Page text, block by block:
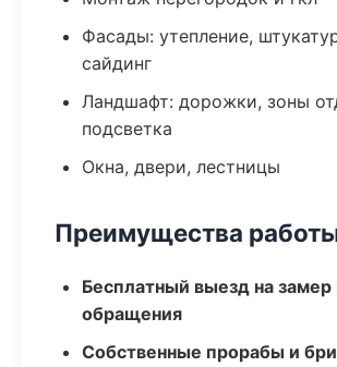
Фасады: утепление,
сайдинг
Ландшафт: дорожки, зоны
подсветка
Окна, двери, лестницы
Преимущества
Бесплатный выезд на замер
обращения
Собственные прорабы и